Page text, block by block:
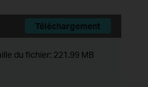
Téléchargement
du fichier: 221.99 MB